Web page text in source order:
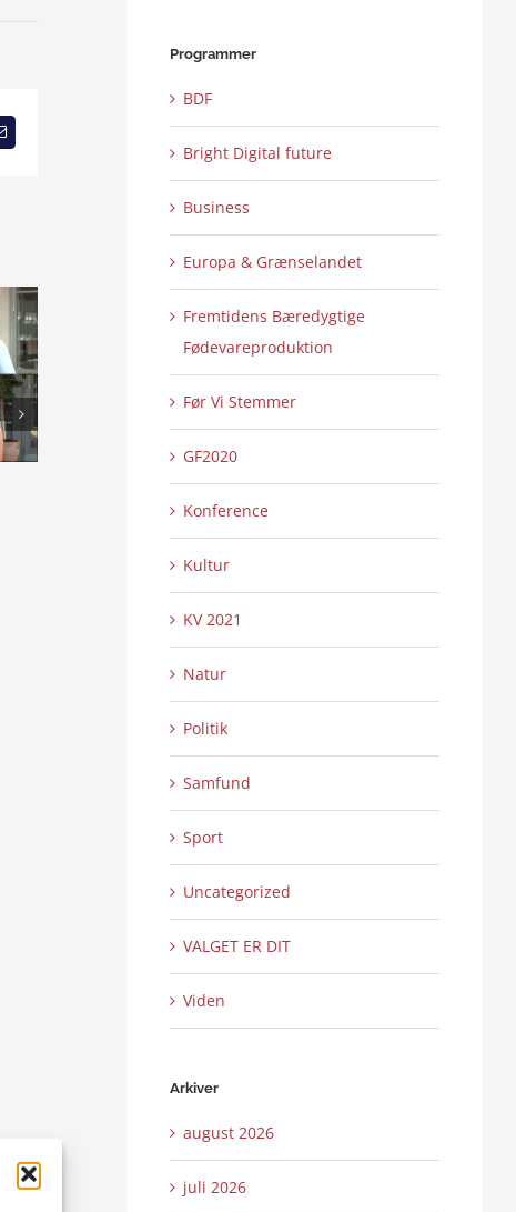
Den sidste fra Jutlandia
0 Kommentarer
Elstrup Mølle
Programmer
BDF
Bright Digital future
Business
Europa & Grænselandet
Fremtidens Bæredygtige
Fødevareproduktion
Før Vi Stemmer
GF2020
Konference
Kultur
KV 2021
Natur
Politik
Samfund
Sport
Uncategorized
VALGET ER DIT
Viden
Arkiver
august 2026
juli 2026